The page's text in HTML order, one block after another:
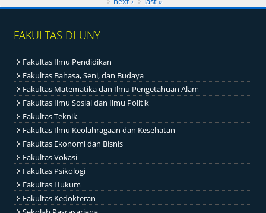
FAKULTAS DI UNY
Fakultas Ilmu Pendidikan
Fakultas Bahasa, Seni, dan Budaya
Fakultas Matematika dan Ilmu Pengetahuan Alam
Fakultas Ilmu Sosial dan Ilmu Politik
Fakultas Teknik
Fakultas Ilmu Keolahragaan dan Kesehatan
Fakultas Ekonomi dan Bisnis
Fakultas Vokasi
Fakultas Psikologi
Fakultas Hukum
Fakultas Kedokteran